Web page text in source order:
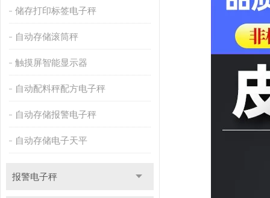
储存打印标签电子秤
自动存储滚筒秤
触摸屏智能显示器
自动配料秤配方电子秤
自动存储报警电子秤
自动存储电子天平
报警电子秤